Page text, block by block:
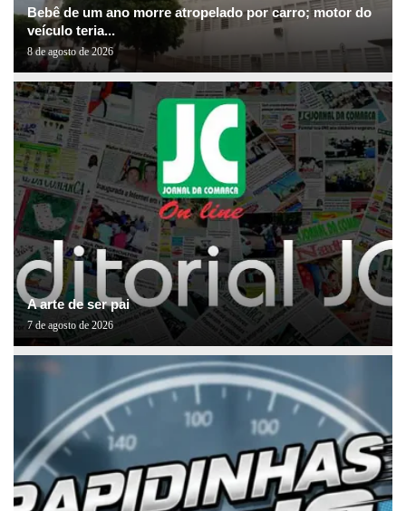
Bebê de um ano morre atropelado por carro; motor do
veículo teria...
8 de agosto de 2026
A arte de ser pai
7 de agosto de 2026